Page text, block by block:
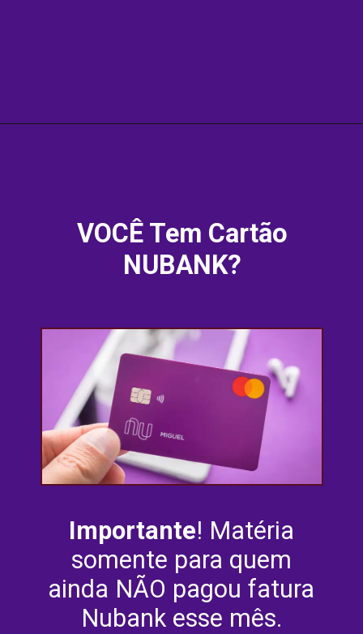
Importante! Matéria
somente para quem
ainda NÃO pagou fatura
Nubank esse mês.
VOCÊ Tem Cartão
NUBANK?